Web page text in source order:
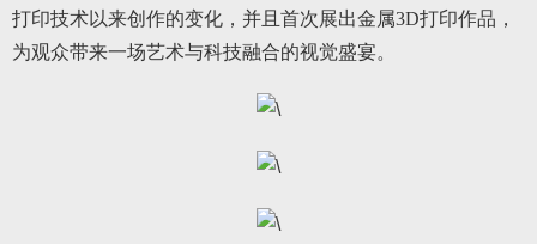
打印技术以来创作的变化，并且首次展出金属3D打印作品，
为观众带来一场艺术与科技融合的视觉盛宴。